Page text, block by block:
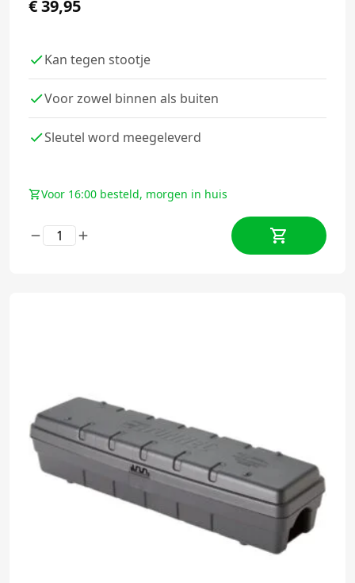
€39,95
Kan tegen stootje
Voor zowel binnen als buiten
Sleutel word meegeleverd
Voor 16:00 besteld, morgen in huis